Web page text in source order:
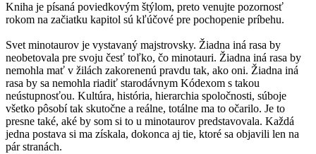
Kniha je písaná poviedkovým štýlom, preto venujte pozornosť
rokom na začiatku kapitol sú kľúčové pre pochopenie príbehu.
Svet minotaurov je vystavaný majstrovsky. Žiadna iná rasa by
neobetovala pre svoju česť toľko, čo minotauri. Žiadna iná rasa by
nemohla mať v žilách zakorenenú pravdu tak, ako oni. Žiadna iná
rasa by sa nemohla riadiť starodávnym Kódexom s takou
neústupnosťou. Kultúra, história, hierarchia spoločnosti, súboje
všetko pôsobí tak skutočne a reálne, totálne ma to očarilo. Je to
presne také, aké by som si to u minotaurov predstavovala. Každá
jedna postava si ma získala, dokonca aj tie, ktoré sa objavili len na
pár stranách.